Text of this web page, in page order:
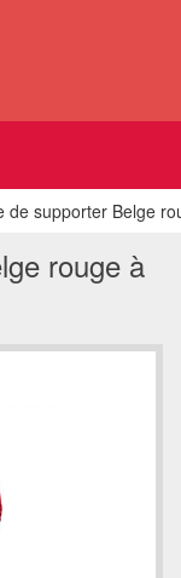
de supporter Belge
rouge à